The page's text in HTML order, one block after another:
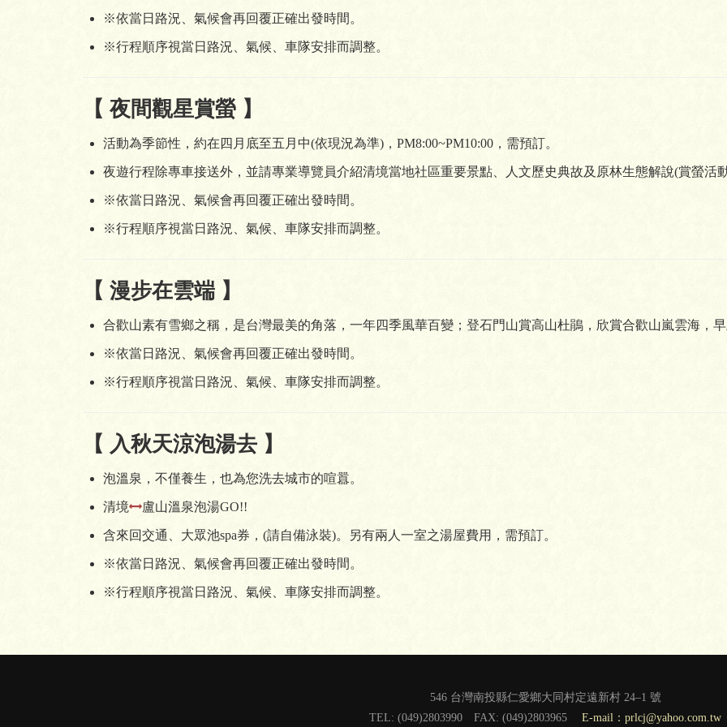
※依當日路況、氣候會再回覆正確出發時間。
※行程順序視當日路況、氣候、車隊安排而調整。
【 夜間觀星賞螢 】
活動為季節性，約在四月底至五月中(依現況為準)，PM8:00~PM10:00，需預訂。
夜遊行程除專車接送外，並請專業導覽員介紹清境當地社區重要景點、人文歷史典故及原林生態解說(賞螢活
※依當日路況、氣候會再回覆正確出發時間。
※行程順序視當日路況、氣候、車隊安排而調整。
【 漫步在雲端 】
合歡山素有雪鄉之稱，是台灣最美的角落，一年四季風華百變；登石門山賞高山杜鵑，欣賞合歡山嵐雲海，
※依當日路況、氣候會再回覆正確出發時間。
※行程順序視當日路況、氣候、車隊安排而調整。
【 入秋天涼泡湯去 】
泡溫泉，不僅養生，也為您洗去城市的喧囂。
清境 盧山溫泉泡湯GO!!
含來回交通、大眾池spa券，(請自備泳裝)。另有兩人一室之湯屋費用，需預訂。
※依當日路況、氣候會再回覆正確出發時間。
※行程順序視當日路況、氣候、車隊安排而調整。
546 台灣南投縣仁愛鄉大同村定遠新村 24–1 號
TEL: (049)2803990 FAX: (049)2803965 E-mail：prlcj@yahoo.com.tw